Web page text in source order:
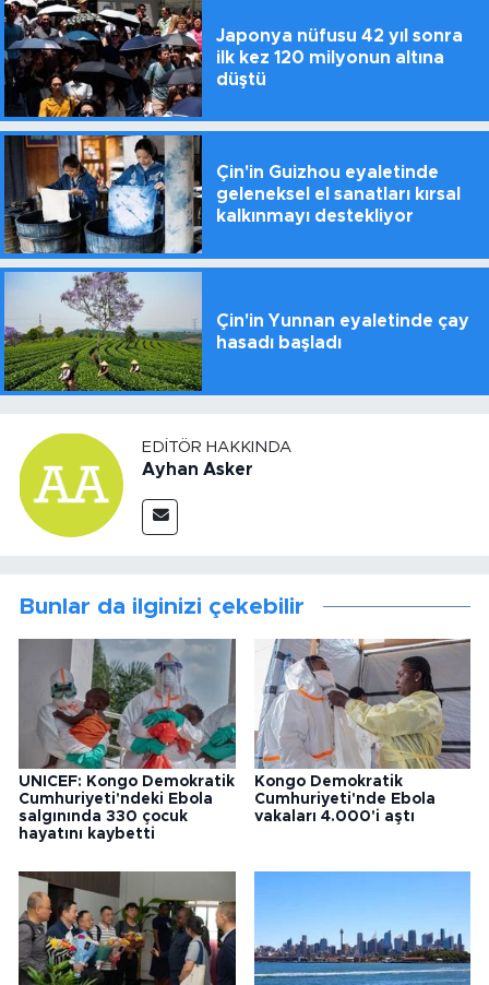
Japonya nüfusu 42 yıl sonra
ilk kez 120 milyonun altına
düştü
Çin'in Guizhou eyaletinde
geleneksel el sanatları kırsal
kalkınmayı destekliyor
Çin'in Yunnan eyaletinde çay
hasadı başladı
EDITÖR HAKKINDA
Ayhan Asker
Bunlar da ilginizi çekebilir
UNICEF: Kongo Demokratik
Cumhuriyeti'ndeki Ebola
salgınında 330 çocuk
hayatını kaybetti
Kongo Demokratik
Cumhuriyeti'nde Ebola
vakaları 4.000'i aştı